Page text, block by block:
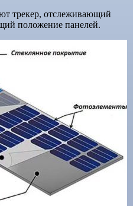
трекер, отслеживающий
положение панелей.